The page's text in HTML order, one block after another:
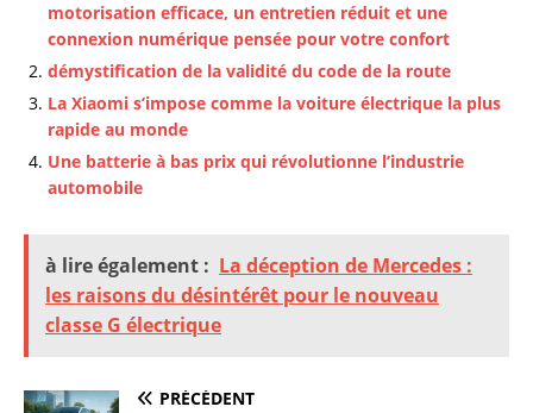
motorisation efficace, un entretien réduit et une
connexion numérique pensée pour votre confort
démystification de la validité du code de la route
La Xiaomi s’impose comme la voiture électrique la plus
rapide au monde
Une batterie à bas prix qui révolutionne l’industrie
automobile
à lire également : La déception de Mercedes :
les raisons du désintérêt pour le nouveau
classe G électrique
PRÉCÉDENT